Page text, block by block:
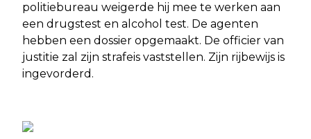
politiebureau weigerde hij mee te werken aan
een drugstest en alcohol test. De agenten
hebben een dossier opgemaakt. De officier van
justitie zal zijn strafeis vaststellen. Zijn rijbewijs is
ingevorderd.